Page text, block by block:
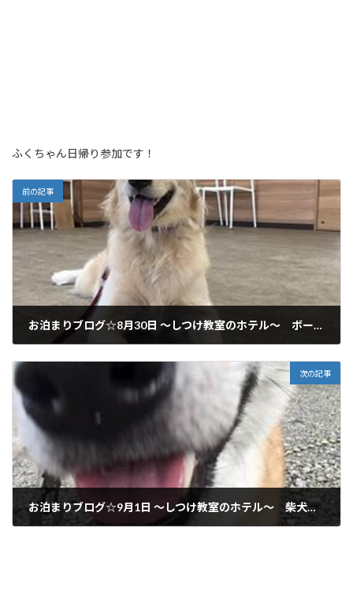
ふくちゃん日帰り参加です！
前の記事
お泊まりブログ☆8月30日 ～しつけ教室のホテル～ ボーダー＆コーギー＆ゴールデン 本巣市、各務原市、関市からご利用いただいてます♪
次の記事
お泊まりブログ☆9月1日 ～しつけ教室のホテル～ 柴犬 岐阜市からご利用いただいてます♪